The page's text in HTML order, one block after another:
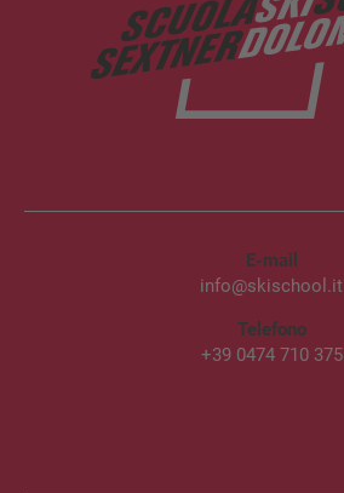
E-mail
info@skischool.it
Telefono
+39 0474 710 375